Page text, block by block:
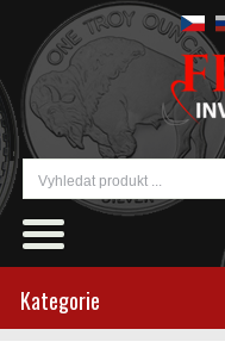
Kategorie